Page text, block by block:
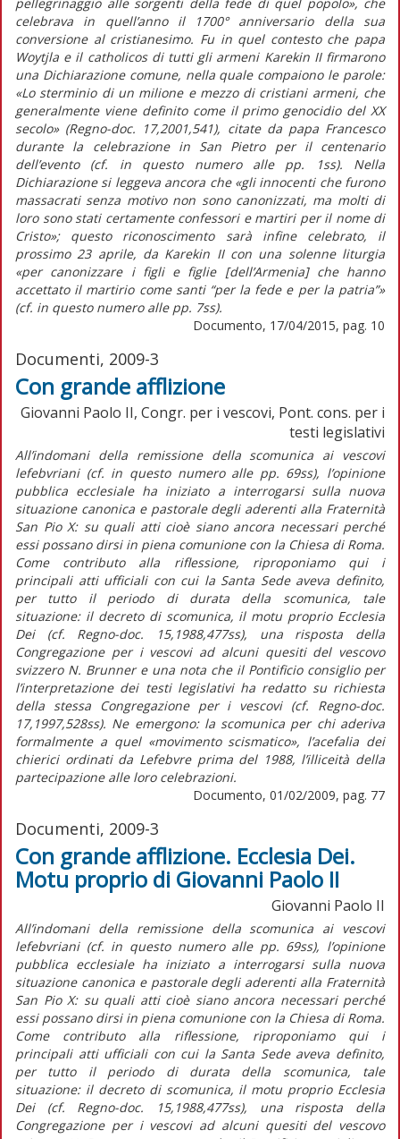
celebrava in quell’anno il 1700° anniversario della sua
conversione al cristianesimo. Fu in quel contesto che papa
Woytjla e il catholicos di tutti gli armeni Karekin II firmarono
una Dichiarazione comune, nella quale compaiono le parole:
«Lo sterminio di un milione e mezzo di cristiani armeni, che
generalmente viene definito come il primo genocidio del XX
secolo» (Regno-doc. 17,2001,541), citate da papa Francesco
durante la celebrazione in San Pietro per il centenario
dell’evento (cf. in questo numero alle pp. 1ss). Nella
Dichiarazione si leggeva ancora che «gli innocenti che furono
massacrati senza motivo non sono canonizzati, ma molti di
loro sono stati certamente confessori e martiri per il nome di
Cristo»; questo riconoscimento sarà infine celebrato, il
prossimo 23 aprile, da Karekin II con una solenne liturgia
«per canonizzare i figli e figlie [dell’Armenia] che hanno
accettato il martirio come santi “per la fede e per la patria”»
(cf. in questo numero alle pp. 7ss).
Documento, 17/04/2015, pag. 10
Documenti, 2009-3
Con grande afflizione
Giovanni Paolo II, Congr. per i vescovi, Pont. cons. per i
testi legislativi
All’indomani della remissione della scomunica ai vescovi
lefebvriani (cf. in questo numero alle pp. 69ss), l’opinione
pubblica ecclesiale ha iniziato a interrogarsi sulla nuova
situazione canonica e pastorale degli aderenti alla Fraternità
San Pio X: su quali atti cioè siano ancora necessari perché
essi possano dirsi in piena comunione con la Chiesa di Roma.
Come contributo alla riflessione, riproponiamo qui i
principali atti ufficiali con cui la Santa Sede aveva definito,
per tutto il periodo di durata della scomunica, tale
situazione: il decreto di scomunica, il motu proprio Ecclesia
Dei (cf. Regno-doc. 15,1988,477ss), una risposta della
Congregazione per i vescovi ad alcuni quesiti del vescovo
svizzero N. Brunner e una nota che il Pontificio consiglio per
l’interpretazione dei testi legislativi ha redatto su richiesta
della stessa Congregazione per i vescovi (cf. Regno-doc.
17,1997,528ss). Ne emergono: la scomunica per chi aderiva
formalmente a quel «movimento scismatico», l’acefalia dei
chierici ordinati da Lefebvre prima del 1988, l’illiceità della
partecipazione alle loro celebrazioni.
Documento, 01/02/2009, pag. 77
Documenti, 2009-3
Con grande afflizione. Ecclesia Dei.
Motu proprio di Giovanni Paolo II
Giovanni Paolo II
All’indomani della remissione della scomunica ai vescovi
lefebvriani (cf. in questo numero alle pp. 69ss), l’opinione
pubblica ecclesiale ha iniziato a interrogarsi sulla nuova
situazione canonica e pastorale degli aderenti alla Fraternità
San Pio X: su quali atti cioè siano ancora necessari perché
essi possano dirsi in piena comunione con la Chiesa di Roma.
Come contributo alla riflessione, riproponiamo qui i
principali atti ufficiali con cui la Santa Sede aveva definito,
per tutto il periodo di durata della scomunica, tale
situazione: il decreto di scomunica, il motu proprio Ecclesia
Dei (cf. Regno-doc. 15,1988,477ss), una risposta della
Congregazione per i vescovi ad alcuni quesiti del vescovo